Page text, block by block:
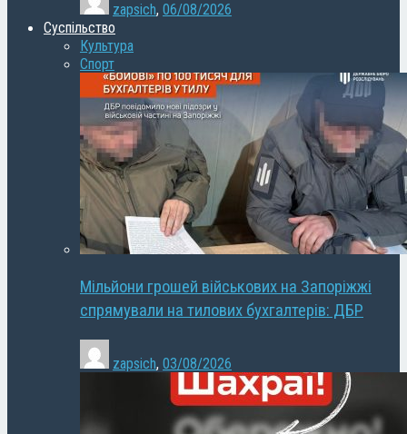
zapsich, 06/08/2026
Суспільство
Культура
Спорт
Мільйони грошей військових на Запоріжжі
спрямували на тилових бухгалтерів: ДБР
zapsich, 03/08/2026